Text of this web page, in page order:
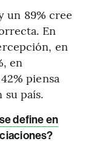
un 89% cree
En
en
en
piensa
su país.
define en